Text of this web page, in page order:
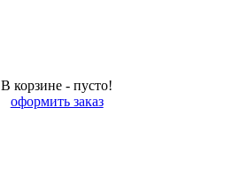
В корзине - пусто!
оформить заказ